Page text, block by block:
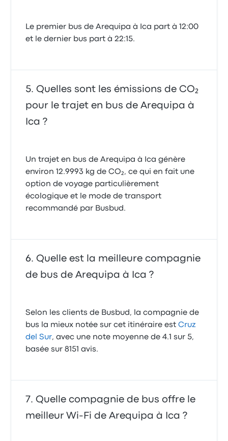
Le premier bus de Arequipa à Ica part à 12:00
et le dernier bus part à 22:15.
Quelles sont les émissions de CO₂
pour le trajet en bus de Arequipa à
Ica ?
Un trajet en bus de Arequipa à Ica génère
environ 12.9993 kg de CO₂, ce qui en fait une
option de voyage particulièrement
écologique et le mode de transport
recommandé par Busbud.
Quelle est la meilleure compagnie
de bus de Arequipa à Ica ?
Selon les clients de Busbud, la compagnie de
bus la mieux notée sur cet itinéraire estCruz
del Sur, avec une note moyenne de 4.1 sur 5,
basée sur 8151 avis.
Quelle compagnie de bus offre le
meilleur Wi-Fi de Arequipa à Ica ?